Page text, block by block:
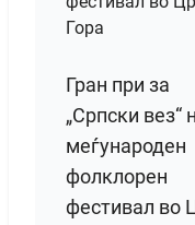
Гран при за
„Српски вез“
меѓународен
фолклорен
фестивал во